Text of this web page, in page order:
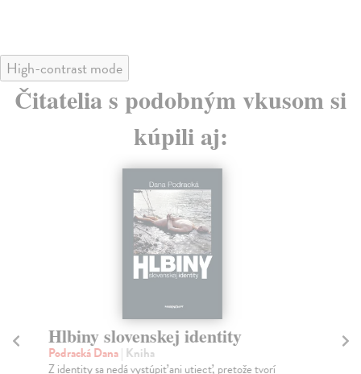
High-contrast mode
Čitatelia s podobným vkusom si
kúpili aj:
Hlbiny slovenskej identity
Podracká Dana| Kniha
Z identity sa nedá vystúpiť ani utiecť, pretože tvorí